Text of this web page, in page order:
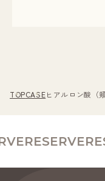
TOPCASEヒアルロン酸
RESERVE